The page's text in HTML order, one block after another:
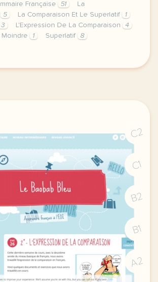
Française 51
La
5 La Comparaison Et Le Superlatif
1
3 L'Expression De La Comparaison
4
Moindre 1 Superlatif
8
comcette derniere semaine de
C2
C1
B2
B1
A2